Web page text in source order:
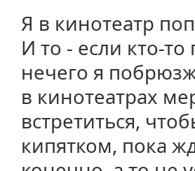
Я в кинотеатр
И то - если кто-
нечего я
в кинотеатрах
встретиться,
кипятком, пока